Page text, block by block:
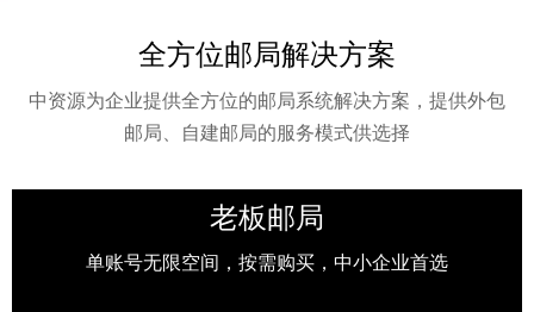
全方位邮局解决方案
中资源为企业提供全方位的邮局系统解决方案，提供外包
邮局、自建邮局的服务模式供选择
老板邮局
单账号无限空间，按需购买，中小企业首选